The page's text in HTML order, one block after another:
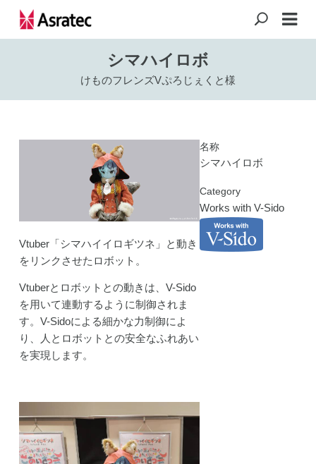
シマハイロボ
けものフレンズVぷろじぇくと様
Vtuber「シマハイイロギツネ」と動き
をリンクさせたロボット。
Vtuberとロボットとの動きは、V-Sido
を用いて連動するように制御されま
す。V-Sidoによる細かな力制御によ
り、人とロボットとの安全なふれあい
を実現します。
名称
シマハイロボ
Category
Works with V-Sido